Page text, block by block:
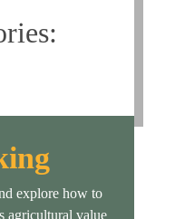
explore how to
agricultural value